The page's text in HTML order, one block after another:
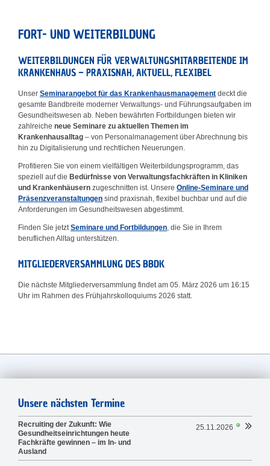
FORT- UND WEITERBILDUNG
WEITERBILDUNGEN FÜR VERWALTUNGSMITARBEITENDE IM
KRANKENHAUS – PRAXISNAH, AKTUELL, FLEXIBEL
Unser Seminarangebot für das Krankenhausmanagement deckt die
gesamte Bandbreite moderner Verwaltungs- und Führungsaufgaben im
Gesundheitswesen ab. Neben bewährten Fortbildungen bieten wir
zahlreiche neue Seminare zu aktuellen Themen im
Krankenhausalltag – von Personalmanagement über Abrechnung bis
hin zu Digitalisierung und rechtlichen Neuerungen.
Profitieren Sie von einem vielfältigen Weiterbildungsprogramm, das
speziell auf die Bedürfnisse von Verwaltungsfachkräften in Kliniken
und Krankenhäusern zugeschnitten ist. Unsere Online-Seminare und
Präsenzveranstaltungen sind praxisnah, flexibel buchbar und auf die
Anforderungen im Gesundheitswesen abgestimmt.
Finden Sie jetztSeminare und Fortbildungen, die Sie in Ihrem
beruflichen Alltag unterstützen.
MITGLIEDERVERSAMMLUNG DES BBDK
Die nächste Mitgliederversammlung findet am 05. März 2026 um 16:15
Uhr im Rahmen des Frühjahrskolloquiums 2026 statt.
Unsere nächsten Termine
Recruiting der Zukunft: Wie
Gesundheitseinrichtungen heute
Fachkräfte gewinnen – im In- und
Ausland
25.11.2026